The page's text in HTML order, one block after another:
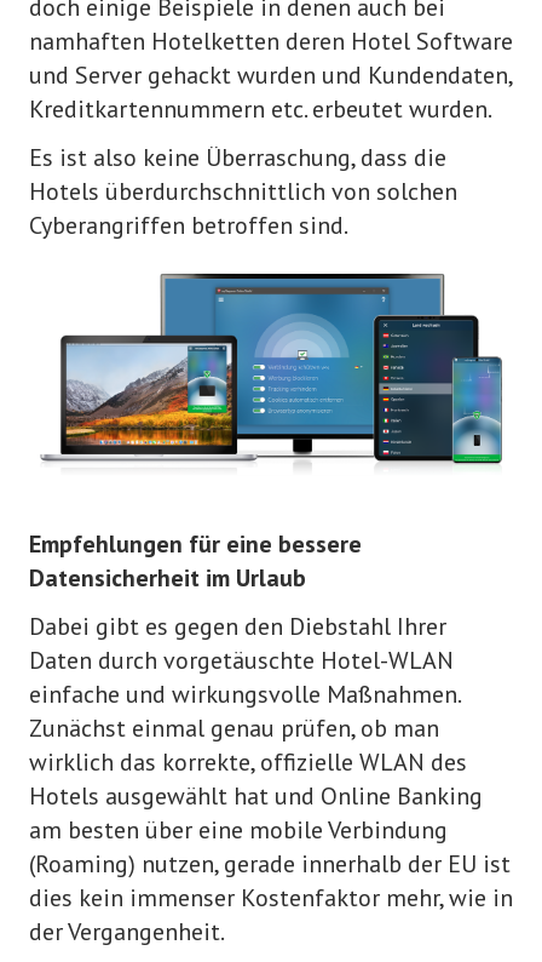
doch einige Beispiele in denen auch bei
namhaften Hotelketten deren Hotel Software
und Server gehackt wurden und Kundendaten,
Kreditkartennummern etc. erbeutet wurden.
Es ist also keine Überraschung, dass die
Hotels überdurchschnittlich von solchen
Cyberangriffen betroffen sind.
Empfehlungen für eine bessere
Datensicherheit im Urlaub
Dabei gibt es gegen den Diebstahl Ihrer
Daten durch vorgetäuschte Hotel-WLAN
einfache und wirkungsvolle Maßnahmen.
Zunächst einmal genau prüfen, ob man
wirklich das korrekte, offizielle WLAN des
Hotels ausgewählt hat und Online Banking
am besten über eine mobile Verbindung
(Roaming) nutzen, gerade innerhalb der EU ist
dies kein immenser Kostenfaktor mehr, wie in
der Vergangenheit.